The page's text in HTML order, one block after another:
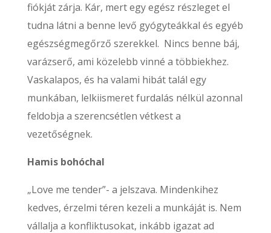
fiókját zárja. Kár, mert egy egész részleget el
tudna látni a benne levő gyógyteákkal és egyéb
egészségmegőrző szerekkel. Nincs benne báj,
varázserő, ami közelebb vinné a többiekhez.
Vaskalapos, és ha valami hibát talál egy
munkában, lelkiismeret furdalás nélkül azonnal
feldobja a szerencsétlen vétkest a
vezetőségnek.
Hamis bohóchal
„Love me tender”- a jelszava. Mindenkihez
kedves, érzelmi téren kezeli a munkáját is. Nem
vállalja a konfliktusokat, inkább igazat ad